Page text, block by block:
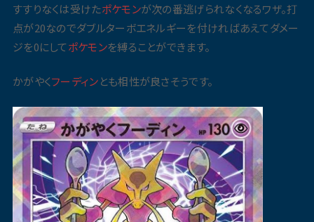
すすりなくは受けたポケモンが次の番逃げられなくなるワザ。打
点が20なのでダブルターボエネルギーを付ければあえてダメー
ジを0にしてポケモンを縛ることができます。
かがやくフーディンとも相性が良さそうです。